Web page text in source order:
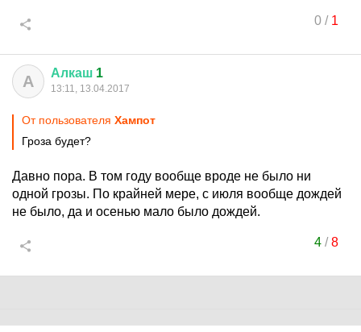
0/ 1
А Алкаш 1
13:11, 13.04.2017
От пользователя Хампот
Гроза будет?
Давно пора. В том году вообще вроде не было ни
одной грозы. По крайней мере, с июля вообще дождей
не было, да и осенью мало было дождей.
4/8